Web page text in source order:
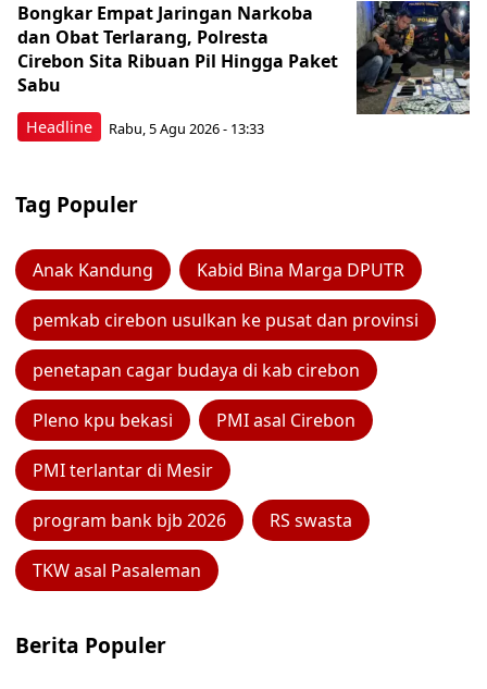
Headline
Bongkar Empat Jaringan Narkoba
dan Obat Terlarang, Polresta
Cirebon Sita Ribuan Pil Hingga Paket
Sabu
Rabu, 5 Agu 2026 - 13:33
Tag Populer
Anak Kandung Kabid Bina Marga DPUTR
pemkab cirebon usulkan ke pusat dan provinsi
penetapan cagar budaya di kab cirebon
Pleno kpu bekasi PMI asal Cirebon
PMI terlantar di Mesir
program bank bjb 2026 RS swasta
TKW asal Pasaleman
Berita Populer